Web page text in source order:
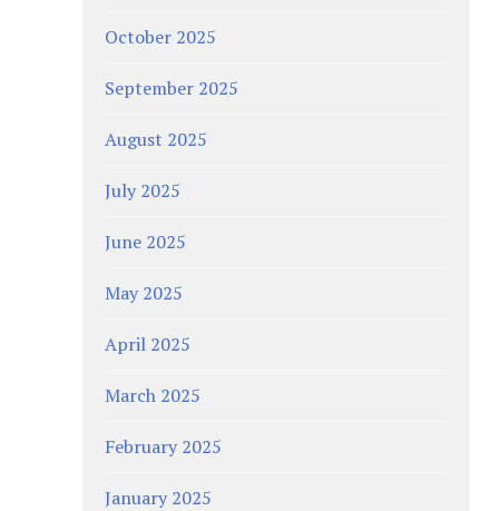
October 2025
September 2025
August 2025
July 2025
June 2025
May 2025
April 2025
March 2025
February 2025
January 2025